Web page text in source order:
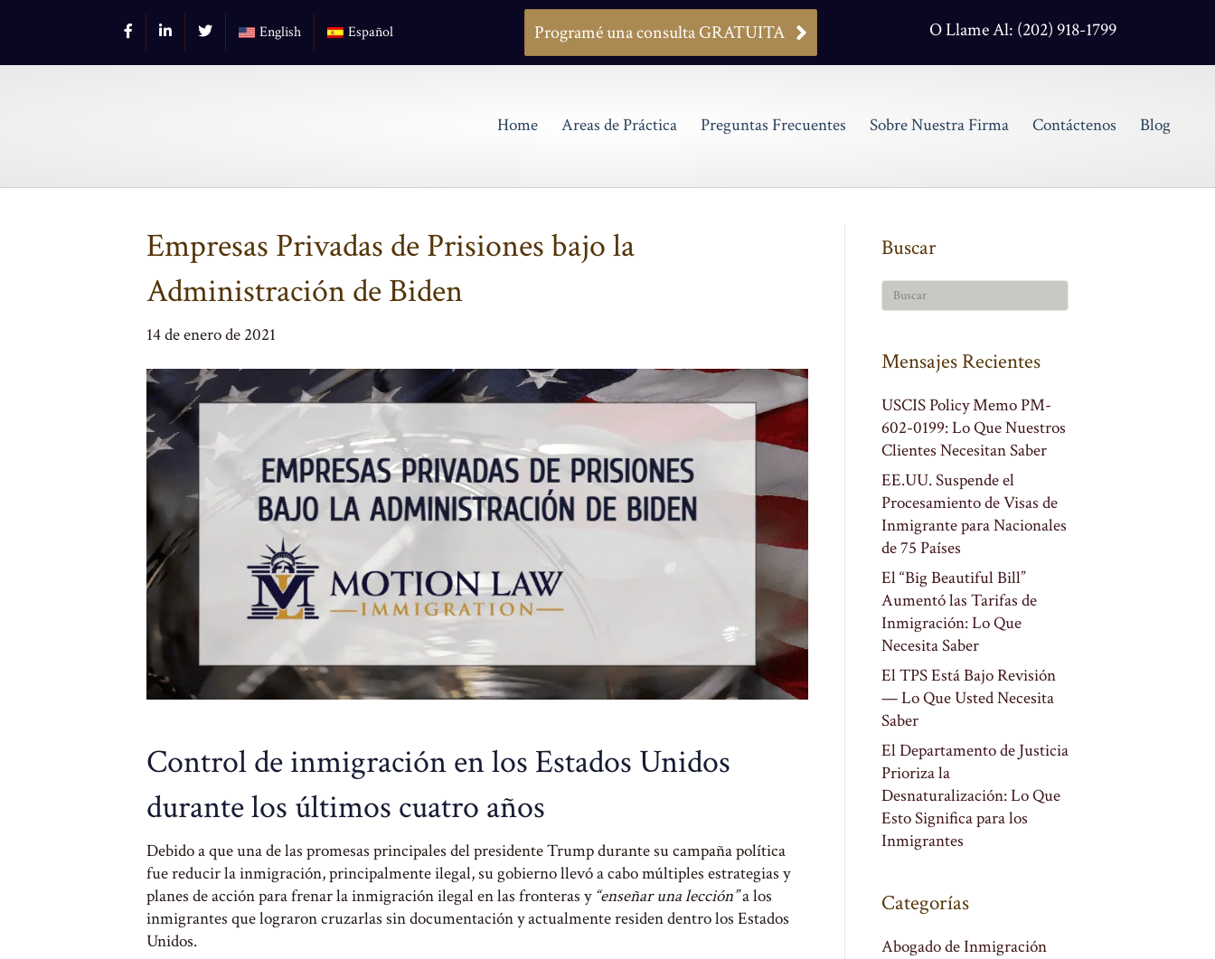
English Español Programé una consulta GRATUITA O Llame Al: (202) 918-1799
Home Areas de Práctica Preguntas Frecuentes Sobre Nuestra Firma Contáctenos Blog
Empresas Privadas de Prisiones bajo la
Administración de Biden
14 de enero de 2021
Control de inmigración en los Estados Unidos
durante los últimos cuatro años
Debido a que una de las promesas principales del presidente Trump durante su campaña política
fue reducir la inmigración, principalmente ilegal, su gobierno llevó a cabo múltiples estrategias y
planes de acción para frenar la inmigración ilegal en las fronteras y “enseñar una lección”a los
inmigrantes que lograron cruzarlas sin documentación y actualmente residen dentro los Estados
Unidos.
Buscar
Mensajes Recientes
USCIS Policy Memo PM-
602-0199: Lo Que Nuestros
Clientes Necesitan Saber
EE.UU. Suspende el
Procesamiento de Visas de
Inmigrante para Nacionales
de 75 Países
El “Big Beautiful Bill”
Aumentó las Tarifas de
Inmigración: Lo Que
Necesita Saber
El TPS Está Bajo Revisión
— Lo Que Usted Necesita
Saber
El Departamento de Justicia
Prioriza la
Desnaturalización: Lo Que
Esto Significa para los
Inmigrantes
Categorías
Abogado de Inmigración